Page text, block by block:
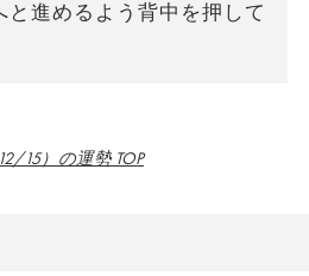
と進めるよう背中を押して
15）の運勢 TOP